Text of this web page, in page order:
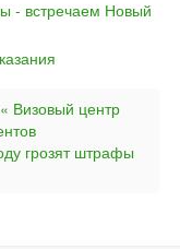
- встречаем Новый
« Визовый центр
грозят штрафы